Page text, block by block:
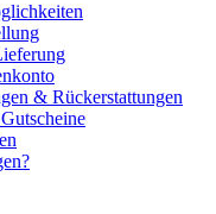
& Rückerstattungen